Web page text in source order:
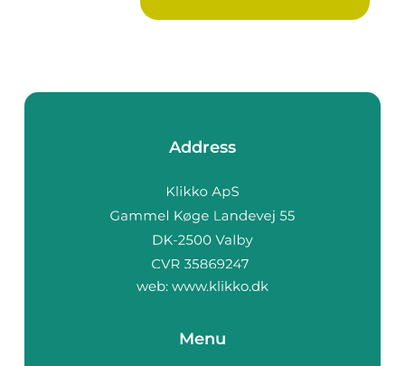
Address
web: www.klikko.dk
Menu